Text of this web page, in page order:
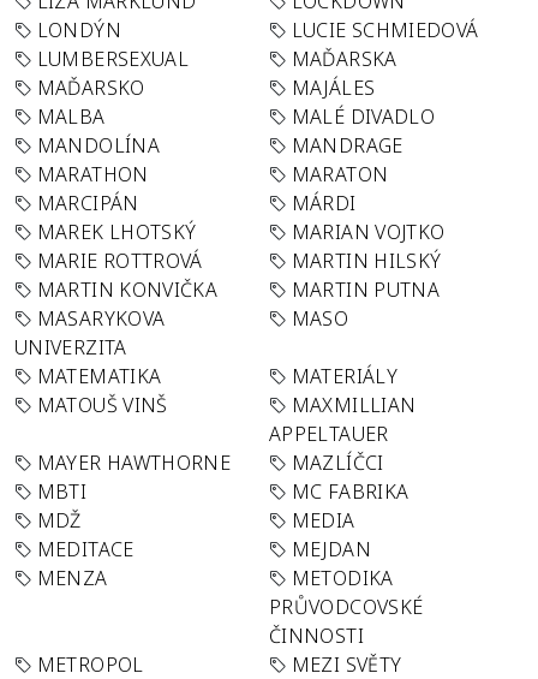
LONDÝN
LUCIE SCHMIEDOVÁ
LUMBERSEXUAL
MAĎARSKA
MAĎARSKO
MAJÁLES
MALBA
MALÉ DIVADLO
MANDOLÍNA
MANDRAGE
MARATHON
MARATON
MARCIPÁN
MÁRDI
MAREK LHOTSKÝ
MARIAN VOJTKO
MARIE ROTTROVÁ
MARTIN HILSKÝ
MARTIN KONVIČKA
MARTIN PUTNA
MASARYKOVA
UNIVERZITA
MASO
MATEMATIKA
MATERIÁLY
MATOUŠ VINŠ
MAXMILLIAN
APPELTAUER
MAYER HAWTHORNE
MAZLÍČCI
MBTI
MC FABRIKA
MDŽ
MEDIA
MEDITACE
MEJDAN
MENZA
METODIKA
PRŮVODCOVSKÉ
ČINNOSTI
METROPOL
MEZI SVĚTY